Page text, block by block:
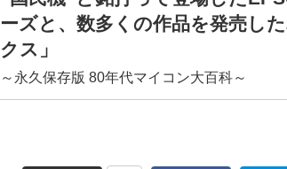
ーズと、数多くの作品を発売し
クス」
～永久保存版 80年代マイコン大百科～